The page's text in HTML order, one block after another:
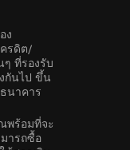
ง
รดิต/
ที่รองรับ
กันไป ขึ้น
นาคาร
พร้อมที่จะ
ารถซื้อ